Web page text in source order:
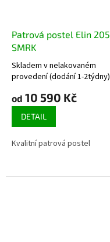
Patrová postel Elin 205
SMRK
Průměrné
hodnocení
produktu
je
z
5
hvězdiček.
Skladem v nelakovaném
provedení (dodání 1-2týdny)
od 10 590 Kč
DETAIL
Kvalitní patrová postel